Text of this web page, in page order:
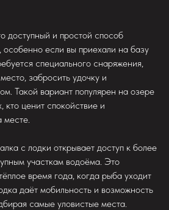
доступный и простой способ
особенно если вы приехали на базу
специального снаряжения,
забросить удочку и
Такой вариант популярен на озере
кто ценит спокойствие и
месте.
с лодки открывает доступ к более
участкам водоёма. Это
время года, когда рыба уходит
даёт мобильность и возможность
самые уловистые места.